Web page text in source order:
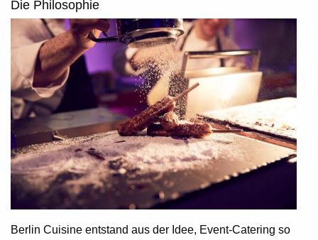
Die Philosophie
Berlin Cuisine entstand aus der Idee, Event-Catering so